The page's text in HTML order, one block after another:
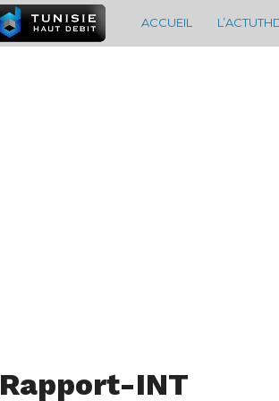
ACCUEIL
Rapport-INT